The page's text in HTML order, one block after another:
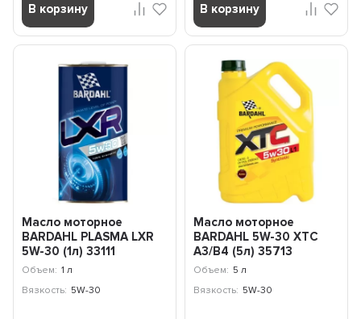
В корзину В корзину
Масло моторное
BARDAHL PLASMA LXR
5W-30 (1л) 33111
Объем: 1 л
Вязкость: 5W-30
Масло моторное
BARDAHL 5W-30 XTC
A3/B4 (5л) 35713
Объем: 5 л
Вязкость: 5W-30